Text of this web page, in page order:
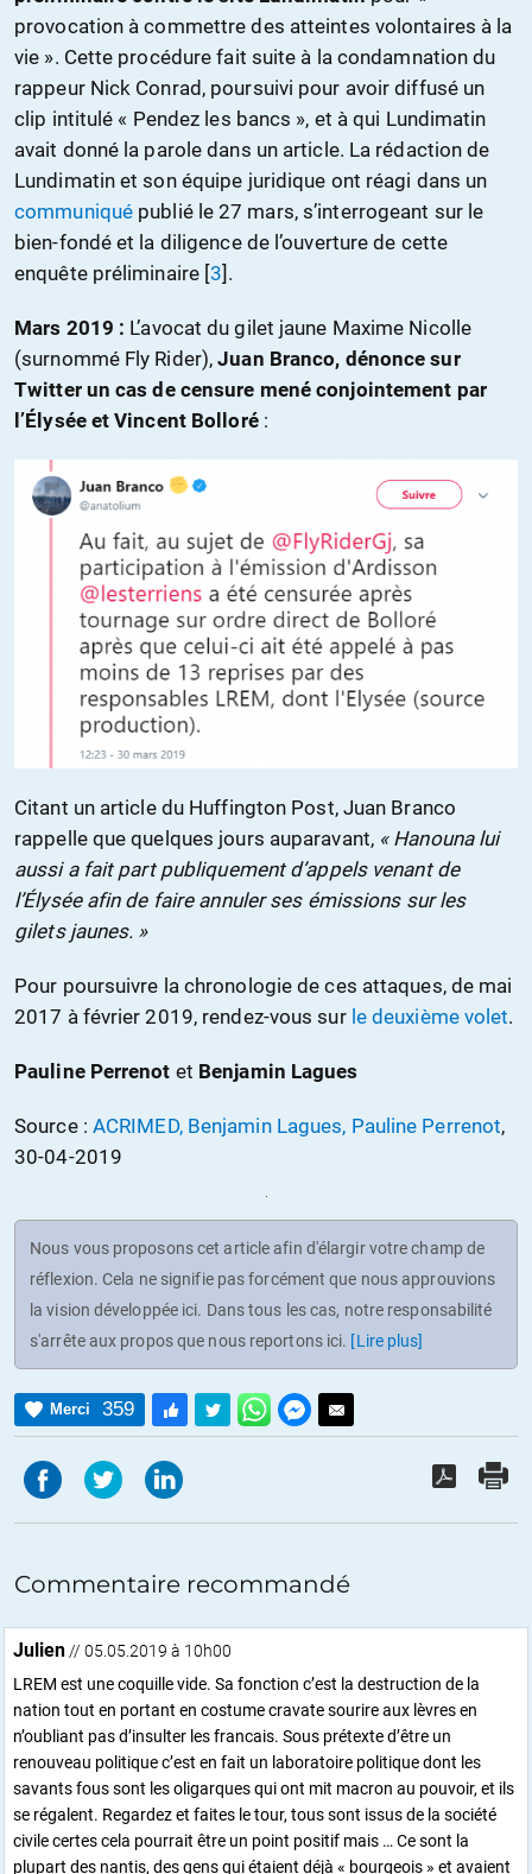
provocation à commettre des atteintes volontaires à la
vie ». Cette procédure fait suite à la condamnation du
rappeur Nick Conrad, poursuivi pour avoir diffusé un
clip intitulé « Pendez les bancs », et à qui Lundimatin
avait donné la parole dans un article. La rédaction de
Lundimatin et son équipe juridique ont réagi dans un
communiqué publié le 27 mars, s’interrogeant sur le
bien-fondé et la diligence de l’ouverture de cette
enquête préliminaire [3] .
Mars 2019 : L’avocat du gilet jaune Maxime Nicolle
(surnommé Fly Rider),Juan Branco, dénonce sur
Twitter un cas de censure mené conjointement par
l’Élysée et Vincent Bolloré:
Citant un article du Huffington Post, Juan Branco
rappelle que quelques jours auparavant, « Hanouna lui
aussi a fait part publiquement d’appels venant de
l’Élysée afin de faire annuler ses émissions sur les
gilets jaunes. »
Pour poursuivre la chronologie de ces attaques, de mai
2017 à février 2019, rendez-vous sur le deuxième volet.
Pauline Perrenot et Benjamin Lagues
Source : ACRIMED, Benjamin Lagues, Pauline Perrenot,
30-04-2019
Nous vous proposons cet article afin d'élargir votre champ de
réflexion. Cela ne signifie pas forcément que nous approuvions
la vision développée ici. Dans tous les cas, notre responsabilité
s'arrête aux propos que nous reportons ici. [Lire plus]
Merci 359
Commentaire recommandé
Julien// 05.05.2019 à 10h00
LREM est une coquille vide. Sa fonction c’est la destruction de la
nation tout en portant en costume cravate sourire aux lèvres en
n’oubliant pas d’insulter les francais. Sous prétexte d’être un
renouveau politique c’est en fait un laboratoire politique dont les
savants fous sont les oligarques qui ont mit macron au pouvoir, et ils
se régalent. Regardez et faites le tour, tous sont issus de la société
civile certes cela pourrait être un point positif mais … Ce sont la
plupart des nantis, des gens qui étaient déjà « bourgeois » et avaient